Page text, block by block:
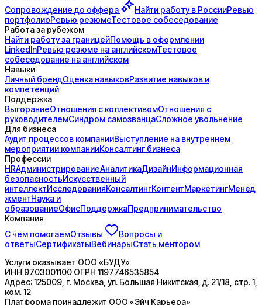
Сопровождение до оффера Найти работу в РоссииРевью
портфолиоРевью резюмеТестовое собеседование
Работа за рубежом
Найти работу за границейПомощь в оформлении
LinkedInРевью резюме на английскомТестовое
собеседование на английском
Навыки
Личный брендОценка навыковРазвитие навыков и
компетенций
Поддержка
ВыгораниеОтношения с коллективомОтношения с
руководителемСиндром самозванцаСложное увольнение
Для бизнеса
Аудит процессов компанииВыступление на внутреннем
мероприятии компанииКонсалтинг бизнеса
Профессии
HRАдминистрированиеАналитикаДизайнИнформационная
безопасностьИскусственный
интеллектИсследованияКонсалтингКонтентМаркетингМенед
жментНаука и
образованиеОфисПоддержкаПредпринимательство
Компания
С чем помогаемОтзывы
Вопросы и
ответыСертификатыВебинарыСтать ментором
Услуги оказывает ООО «БУДУ»
ИНН 9703001100 ОГРН 1197746535854
Адрес:125009, г. Москва, ул. Большая Никитская, д. 21/18, стр. 1,
ком. 12
Платформа принадлежит ООО «Эйч Карьера»